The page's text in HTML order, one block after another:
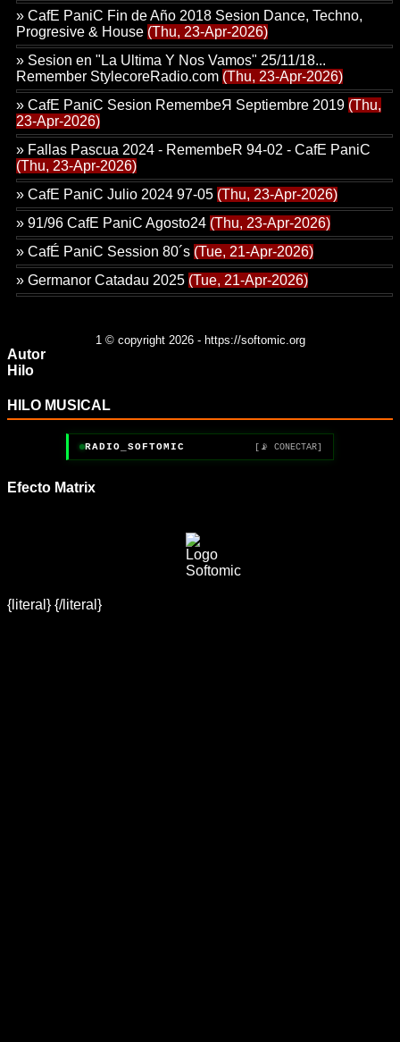
» CafE PaniC Fin de Año 2018 Sesion Dance, Techno,
Progresive & House (Thu, 23-Apr-2026)
» Sesion en "La Ultima Y Nos Vamos" 25/11/18...
Remember StylecoreRadio.com (Thu, 23-Apr-2026)
» CafE PaniC Sesion RemembeЯ Septiembre 2019 (Thu,
23-Apr-2026)
» Fallas Pascua 2024 - RemembeR 94-02 - CafE PaniC
(Thu, 23-Apr-2026)
» CafE PaniC Julio 2024 97-05 (Thu, 23-Apr-2026)
» 91/96 CafE PaniC Agosto24 (Thu, 23-Apr-2026)
» CafÉ PaniC Session 80´s (Tue, 21-Apr-2026)
» Germanor Catadau 2025 (Tue, 21-Apr-2026)
1© copyright 2026 - https://softomic.org
Autor
Hilo
HILO MUSICAL
RADIO_SOFTOMIC [📡 CONECTAR]
Efecto Matrix
{literal} {/literal}